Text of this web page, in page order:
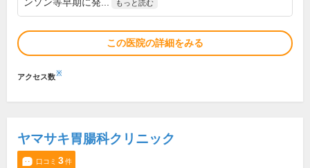
もっと読む
この医院の詳細をみる
アクセス数※
ヤマサキ胃腸科クリニック
口コミ 3件